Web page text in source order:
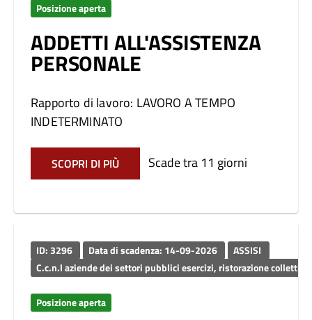
Posizione aperta
ADDETTI ALL'ASSISTENZA
PERSONALE
Rapporto di lavoro: LAVORO A TEMPO
INDETERMINATO
SCOPRI DI PIÙ Scade tra 11 giorni
ID: 3296 Data di scadenza: 14-09-2026
ASSISI
C.c.n.l aziende dei settori pubblici esercizi, ristorazione collettiva e
Posizione aperta